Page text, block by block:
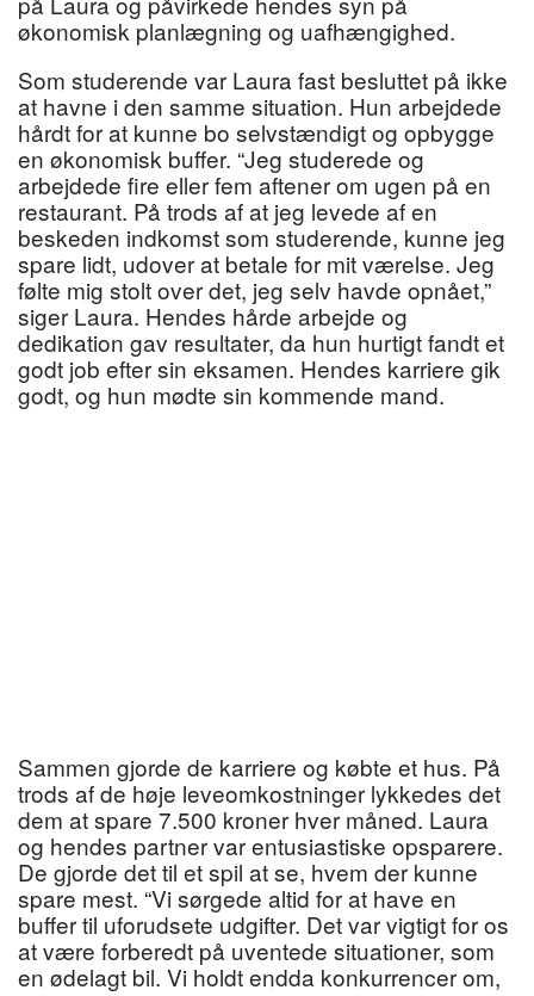
økonomisk planlægning og uafhængighed.
Som studerende var Laura fast besluttet på ikke
at havne i den samme situation. Hun arbejdede
hårdt for at kunne bo selvstændigt og opbygge
en økonomisk buffer. “Jeg studerede og
arbejdede fire eller fem aftener om ugen på en
restaurant. På trods af at jeg levede af en
beskeden indkomst som studerende, kunne jeg
spare lidt, udover at betale for mit værelse. Jeg
følte mig stolt over det, jeg selv havde opnået,”
siger Laura. Hendes hårde arbejde og
dedikation gav resultater, da hun hurtigt fandt et
godt job efter sin eksamen. Hendes karriere gik
godt, og hun mødte sin kommende mand.
Sammen gjorde de karriere og købte et hus. På
trods af de høje leveomkostninger lykkedes det
dem at spare 7.500 kroner hver måned. Laura
og hendes partner var entusiastiske opsparere.
De gjorde det til et spil at se, hvem der kunne
spare mest. “Vi sørgede altid for at have en
buffer til uforudsete udgifter. Det var vigtigt for os
at være forberedt på uventede situationer, som
en ødelagt bil. Vi holdt endda konkurrencer om,